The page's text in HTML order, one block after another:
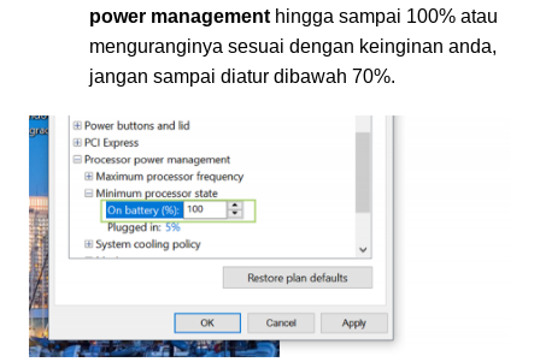
power management hingga sampai 100% atau
menguranginya sesuai dengan keinginan anda,
jangan sampai diatur dibawah 70%.